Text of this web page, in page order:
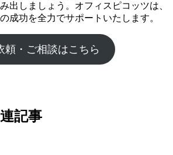
出しましょう。オフィスピコッツは、
成功を全力でサポートいたします。
頼・ご相談はこちら
記事